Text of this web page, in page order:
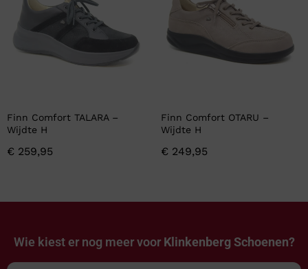
Finn Comfort TALARA –
Wijdte H
€ 259,95
Finn Comfort OTARU –
Wijdte H
€ 249,95
Wie kiest er nog meer voor Klinkenberg Schoenen?